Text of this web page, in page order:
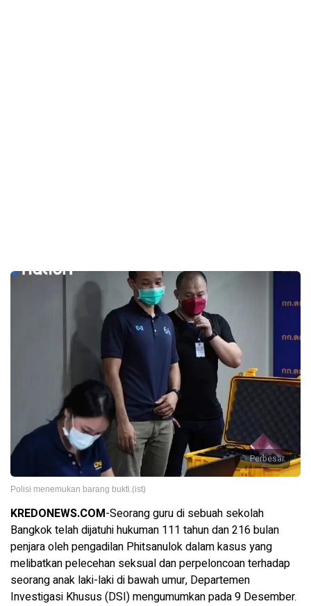
Perbesar
Polisi menemukan barang bukti.(ist)
KREDONEWS.COM-Seorang guru di sebuah sekolah
Bangkok telah dijatuhi hukuman 111 tahun dan 216 bulan
penjara oleh pengadilan Phitsanulok dalam kasus yang
melibatkan pelecehan seksual dan perpeloncoan terhadap
seorang anak laki-laki di bawah umur, Departemen
Investigasi Khusus (DSI) mengumumkan pada 9 Desember.